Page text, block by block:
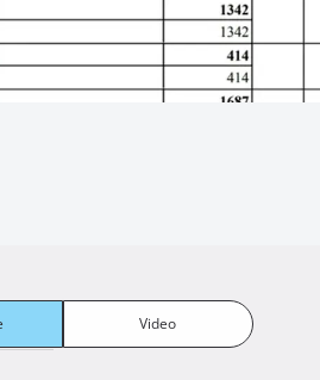
Video
od cca 6000m2 udaljeno
je napravljen prije